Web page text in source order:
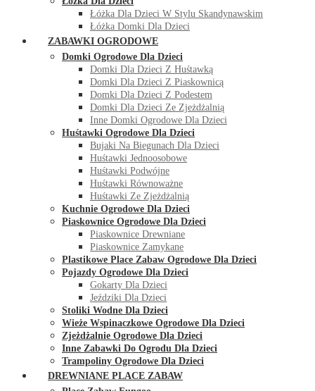
Łóżka Dla Dzieci W Stylu Skandynawskim
Łóżka Domki Dla Dzieci
ZABAWKI OGRODOWE
Domki Ogrodowe Dla Dzieci
Domki Dla Dzieci Z Huśtawką
Domki Dla Dzieci Z Piaskownicą
Domki Dla Dzieci Z Podestem
Domki Dla Dzieci Ze Zjeżdżalnią
Inne Domki Ogrodowe Dla Dzieci
Huśtawki Ogrodowe Dla Dzieci
Bujaki Na Biegunach Dla Dzieci
Huśtawki Jednoosobowe
Huśtawki Podwójne
Huśtawki Równoważne
Huśtawki Ze Zjeżdżalnią
Kuchnie Ogrodowe Dla Dzieci
Piaskownice Ogrodowe Dla Dzieci
Piaskownice Drewniane
Piaskownice Zamykane
Plastikowe Place Zabaw Ogrodowe Dla Dzieci
Pojazdy Ogrodowe Dla Dzieci
Gokarty Dla Dzieci
Jeździki Dla Dzieci
Stoliki Wodne Dla Dzieci
Wieże Wspinaczkowe Ogrodowe Dla Dzieci
Zjeżdżalnie Ogrodowe Dla Dzieci
Inne Zabawki Do Ogrodu Dla Dzieci
Trampoliny Ogrodowe Dla Dzieci
DREWNIANE PLACE ZABAW